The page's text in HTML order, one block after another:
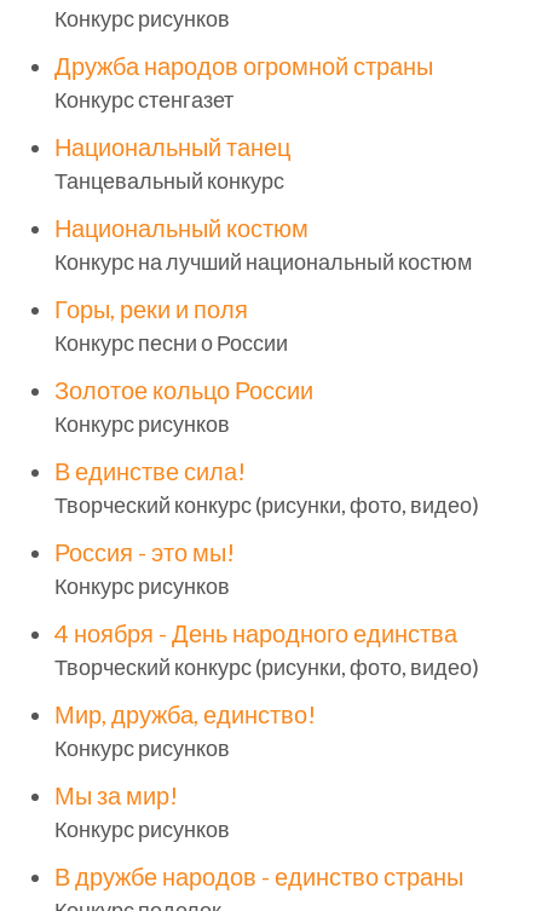
Конкурс рисунков
Дружба народов огромной страны
Конкурс стенгазет
Национальный танец
Танцевальный конкурс
Национальный костюм
Конкурс на лучший национальный костюм
Горы, реки и поля
Конкурс песни о России
Золотое кольцо России
Конкурс рисунков
В единстве сила!
Творческий конкурс (рисунки, фото, видео)
Россия - это мы!
Конкурс рисунков
4 ноября - День народного единства
Творческий конкурс (рисунки, фото, видео)
Мир, дружба, единство!
Конкурс рисунков
Мы за мир!
Конкурс рисунков
В дружбе народов - единство страны